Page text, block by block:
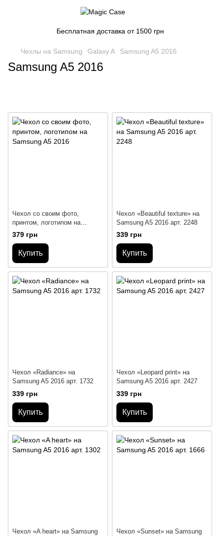
Бесплатная доставка от 1500 грн
Чехлы на Samsung Galaxy A Samsung A5 2016
Samsung A5 2016
Чехол со своим фото,
принтом, логотипом на
Samsung A5 2016
379 грн
Купить
Чехол «Beautiful texture» на
Samsung A5 2016 арт. 2248
339 грн
Купить
Чехол «Radiance» на
Samsung A5 2016 арт. 1732
339 грн
Купить
Чехол «Leopard print» на
Samsung A5 2016 арт. 2427
339 грн
Купить
Чехол «A heart» на Samsung
Чехол «Sunset» на Samsung